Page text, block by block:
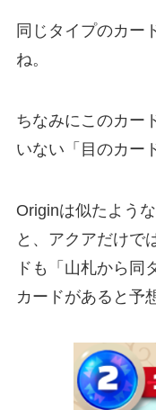
同じタイプのカー
ね。
ちなみにこのカー
いない「目のカー
Originは似たよう
と、アクアだけで
ドも「山札から同
カードがあると予